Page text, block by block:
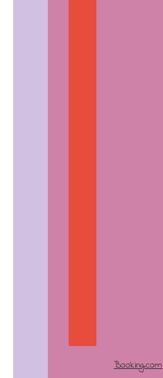
Booking.com